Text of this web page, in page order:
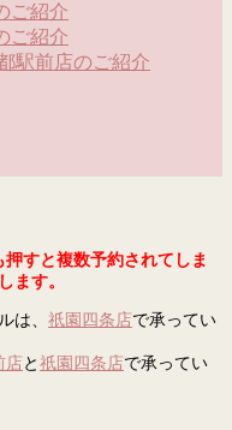
ご紹介
ご紹介
駅前店のご紹介
すと複数予約されてしま
ます。
は、 祇園四条店で承ってい
店 と 祇園四条店で承ってい